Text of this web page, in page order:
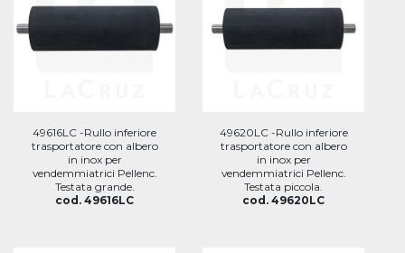
49616LC -Rullo inferiore
trasportatore con albero
in inox per
vendemmiatrici Pellenc.
Testata grande.
cod. 49616LC
49620LC -Rullo inferiore
trasportatore con albero
in inox per
vendemmiatrici Pellenc.
Testata piccola.
cod. 49620LC